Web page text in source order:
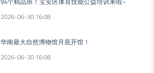
2026-06-30 16:08
华南最大自然博物馆月底开馆！
2026-06-30 16:08